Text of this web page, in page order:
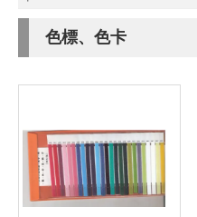
色標、色卡